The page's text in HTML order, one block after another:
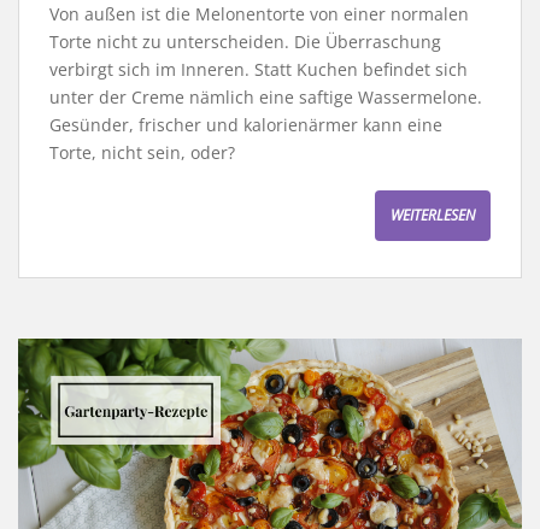
Von außen ist die Melonentorte von einer normalen
Torte nicht zu unterscheiden. Die Überraschung
verbirgt sich im Inneren. Statt Kuchen befindet sich
unter der Creme nämlich eine saftige Wassermelone.
Gesünder, frischer und kalorienärmer kann eine
Torte, nicht sein, oder?
WEITERLESEN